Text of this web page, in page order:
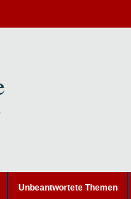
Unbeantwortete Themen